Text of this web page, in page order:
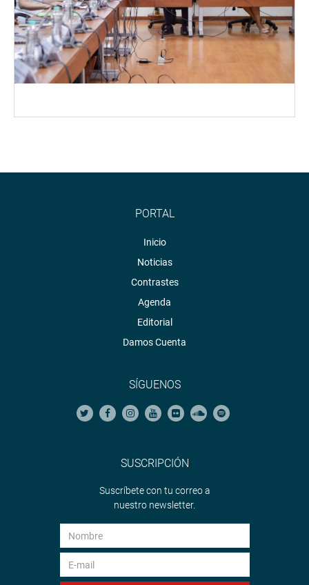
PORTAL
Inicio
Noticias
Contrastes
Agenda
Editorial
Damos Cuenta
SÍGUENOS
SUSCRIPCIÓN
Suscríbete con tu correo a
nuestro newsletter.